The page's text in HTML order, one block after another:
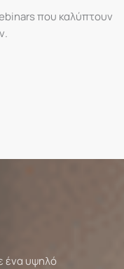
που καλύπτουν
ένα υψηλό